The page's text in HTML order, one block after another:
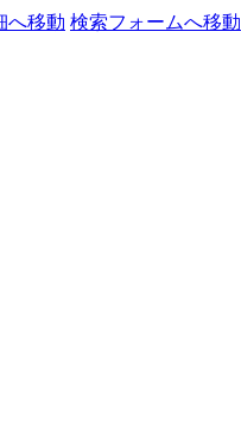
へ移動 検索フォームへ移動